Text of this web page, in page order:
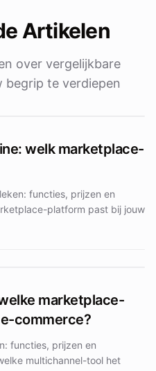
Artikelen
over vergelijkbare
begrip te verdiepen
welk marketplace-
functies, prijzen en
platform past bij jouw
marketplace-
commerce?
functies, prijzen en
multichannel-tool het